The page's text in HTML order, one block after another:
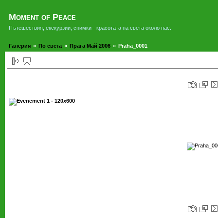
Moment of Peace
Пътешествия, екскурзии, снимки - красотата на света около нас.
Галерия » По света » Прага Май 2006 » Praha_0001